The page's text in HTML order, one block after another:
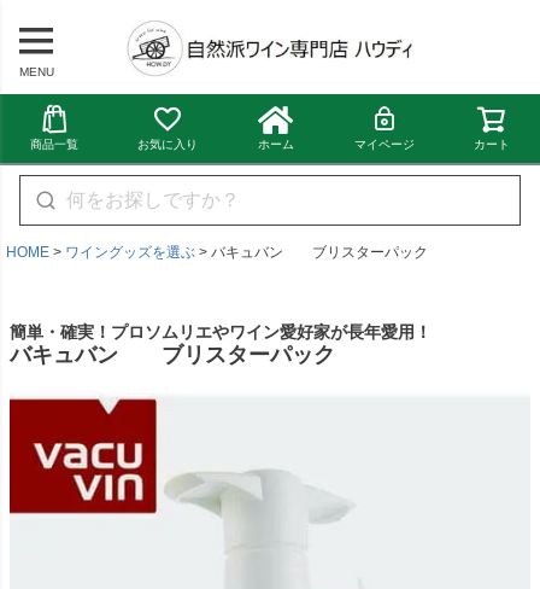
MENU
商品一覧 お気に入り ホーム マイページ カート
HOME ワイングッズを選ぶ バキュバン ブリスターパック
簡単・確実！プロソムリエやワイン愛好家が長年愛用！
バキュバン ブリスターパック